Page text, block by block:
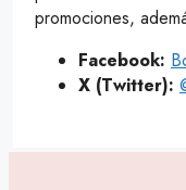
promociones,
Facebook:
X (Twitter):